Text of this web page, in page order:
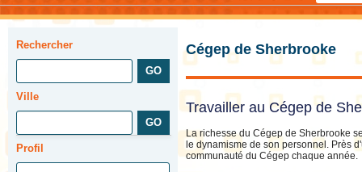
Rechercher
Ville
Profil
Cégep de Sherbrooke
Travailler au Cégep de
La richesse du Cégep de Sherbrooke
le dynamisme de son personnel. Près
communauté du Cégep chaque année.